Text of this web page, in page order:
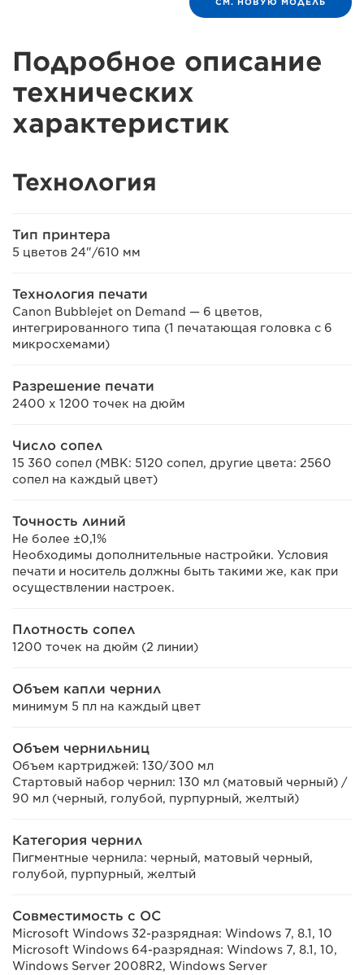
Подробное описание
технических
характеристик
Технология
Тип принтера
5 цветов 24"/610 мм
Технология печати
Canon Bubblejet on Demand — 6 цветов,
интегрированного типа (1 печатающая головка с 6
микросхемами)
Разрешение печати
2400 x 1200 точек на дюйм
Число сопел
15 360 сопел (MBK: 5120 сопел, другие цвета: 2560
сопел на каждый цвет)
Точность линий
Не более ±0,1%
Необходимы дополнительные настройки. Условия
печати и носитель должны быть такими же, как при
осуществлении настроек.
Плотность сопел
1200 точек на дюйм (2 линии)
Объем капли чернил
минимум 5 пл на каждый цвет
Объем чернильниц
Объем картриджей: 130/300 мл
Стартовый набор чернил: 130 мл (матовый черный) /
90 мл (черный, голубой, пурпурный, желтый)
Категория чернил
Пигментные чернила: черный, матовый черный,
голубой, пурпурный, желтый
Совместимость с ОС
Microsoft Windows 32-разрядная: Windows 7, 8.1, 10
Microsoft Windows 64-разрядная: Windows 7, 8.1, 10,
Windows Server 2008R2, Windows Server